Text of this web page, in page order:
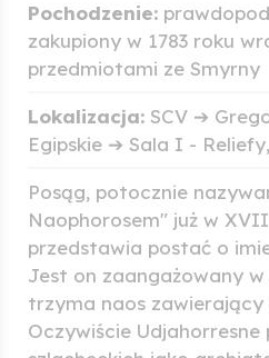
Pochodzenie:
zakupiony w 1783 roku
przedmiotami ze Smyrny
Lokalizacja: SCV ➔
Egipskie ➔ Sala I -
Posąg, potocznie
Naophorosem" już w
przedstawia postać o
Jest on zaangażowany
trzyma naos zawierający
Oczywiście Udjahorresne